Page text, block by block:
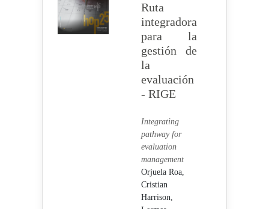
Ruta
integradora
para la
gestión de
la
evaluación
- RIGE
Integrating
pathway for
evaluation
management
Orjuela Roa,
Cristian
Harrison,